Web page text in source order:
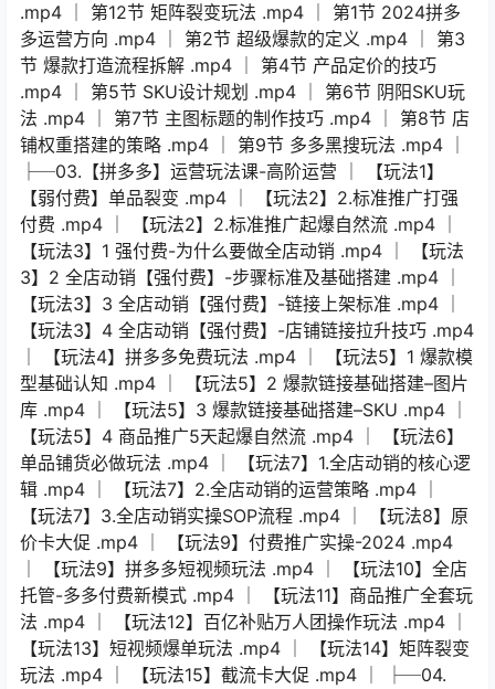
.mp4 │ 第12节 矩阵裂变玩法 .mp4 │ 第1节 2024拼多
多运营方向 .mp4 │ 第2节 超级爆款的定义 .mp4 │ 第3
节 爆款打造流程拆解 .mp4 │ 第4节 产品定价的技巧
.mp4 │ 第5节 SKU设计规划 .mp4 │ 第6节 阴阳SKU玩
法 .mp4 │ 第7节 主图标题的制作技巧 .mp4 │ 第8节 店
铺权重搭建的策略 .mp4 │ 第9节 多多黑搜玩法 .mp4 │
├─03.【拼多多】运营玩法课-高阶运营 │ 【玩法1】
【弱付费】单品裂变 .mp4 │ 【玩法2】2.标准推广打强
付费 .mp4 │ 【玩法2】2.标准推广起爆自然流 .mp4 │
【玩法3】1 强付费-为什么要做全店动销 .mp4 │ 【玩法
3】2 全店动销【强付费】-步骤标准及基础搭建 .mp4 │
【玩法3】3 全店动销【强付费】-链接上架标准 .mp4 │
【玩法3】4 全店动销【强付费】-店铺链接拉升技巧 .mp4
│ 【玩法4】拼多多免费玩法 .mp4 │ 【玩法5】1 爆款模
型基础认知 .mp4 │ 【玩法5】2 爆款链接基础搭建–图片
库 .mp4 │ 【玩法5】3 爆款链接基础搭建–SKU .mp4 │
【玩法5】4 商品推广5天起爆自然流 .mp4 │ 【玩法6】
单品铺货必做玩法 .mp4 │ 【玩法7】1.全店动销的核心逻
辑 .mp4 │ 【玩法7】2.全店动销的运营策略 .mp4 │
【玩法7】3.全店动销实操SOP流程 .mp4 │ 【玩法8】原
价卡大促 .mp4 │ 【玩法9】付费推广实操-2024 .mp4
│ 【玩法9】拼多多短视频玩法 .mp4 │ 【玩法10】全店
托管-多多付费新模式 .mp4 │ 【玩法11】商品推广全套玩
法 .mp4 │ 【玩法12】百亿补贴万人团操作玩法 .mp4 │
【玩法13】短视频爆单玩法 .mp4 │ 【玩法14】矩阵裂变
玩法 .mp4 │ 【玩法15】截流卡大促 .mp4 │ ├─04.